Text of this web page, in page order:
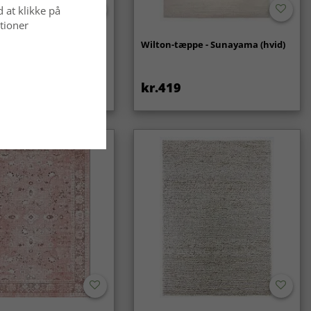
Wilton-tæppe - Sunayama (hvid)
kr.419
at klikke på